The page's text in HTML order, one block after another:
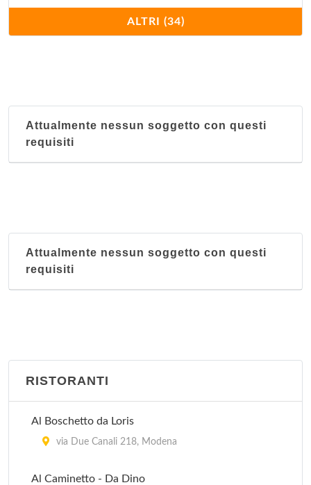
via Spaccini 24, Modena
Caffé del Corso
Da Enzo
ALTRI (34)
Attualmente nessun soggetto con questi
requisiti
Attualmente nessun soggetto con questi
requisiti
RISTORANTI
Al Boschetto da Loris
via Due Canali 218, Modena
Al Caminetto - Da Dino